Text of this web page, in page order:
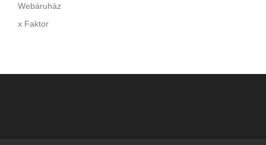
Webáruház
x Faktor